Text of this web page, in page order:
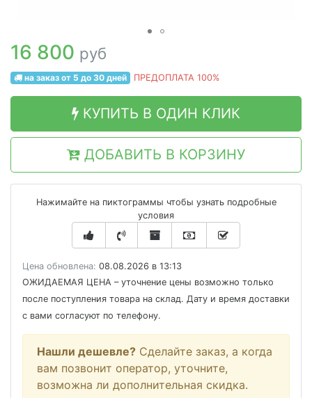
16 800 руб
на заказ от 5 до 30 дней ПРЕДОПЛАТА 100%
КУПИТЬ В ОДИН КЛИК
ДОБАВИТЬ В КОРЗИНУ
Нажимайте на пиктограммы чтобы узнать подробные
условия
Цена обновлена: 08.08.2026 в 13:13
ОЖИДАЕМАЯ ЦЕНА – уточнение цены возможно только
после поступления товара на склад. Дату и время доставки
с вами согласуют по телефону.
Нашли дешевле? Сделайте заказ, а когда
вам позвонит оператор, уточните,
возможна ли дополнительная скидка.